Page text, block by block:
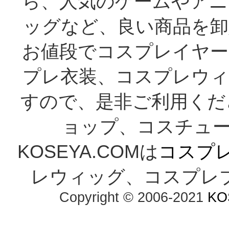
ッグなど、良い商品を
お値段でコスプレイヤ
プレ衣装、コスプレウ
すので、是非ご利用く
ョップ、コスチュ
KOSEYA.COMは コスプ
レウィッグ、コスプレ
Copyright © 2006-2021